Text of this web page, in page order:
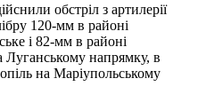
обстріл з артилерії
120-мм в районі
і 82-мм в районі
напрямку, в
на Маріупольському